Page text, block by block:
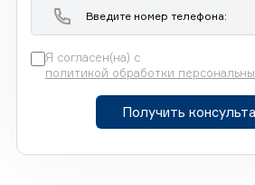
Я согласен(на) с
политикой обработки
Получить